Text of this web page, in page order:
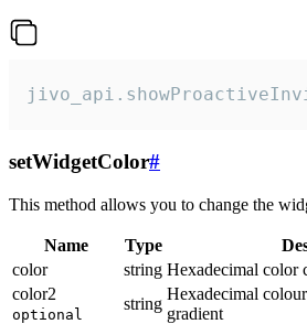
setWidgetColor#
This method allows you to change the
Name Type
color
string Hexadecimal color
color2
optional
string
Hexadecimal
gradient